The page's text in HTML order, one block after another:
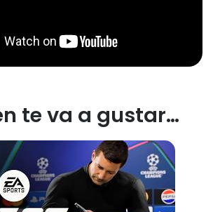
te va a gustar…